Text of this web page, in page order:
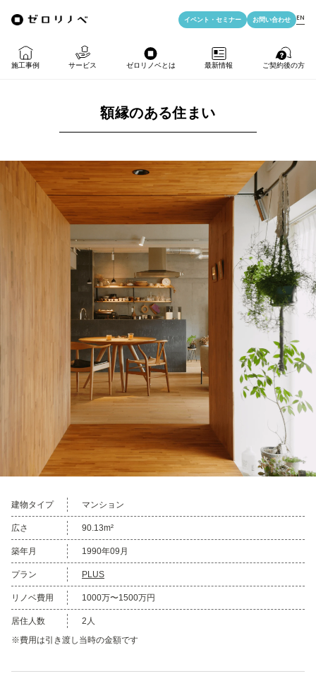
施工事例 サービス
物件購入＋リノベ
物件購入
売却・住み替え
法人向けリノベ
リノベ料金プラン
ゼロリノベとは
ゼロリノベの特徴
ゼロリノベの安心予算
満足度アンケート
メディア掲載
最新情報
イベント・セミナー
資料ダウンロード
よくある質問
ご契約後の方
LIFE PASSPORT
イベント・ セミナー お問い合わせ EN
額縁のある住まい
建物タイプ マンション
広さ 90.13m²
築年月 1990年09月
プラン PLUS
リノベ費用 1000万〜1500万円
居住人数
2人
※費用は引き渡し当時の金額です